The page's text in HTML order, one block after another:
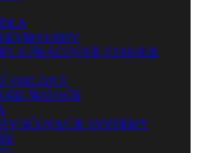
A PRACOVNÉ STANICE
ORGANY
SYSTÉMY